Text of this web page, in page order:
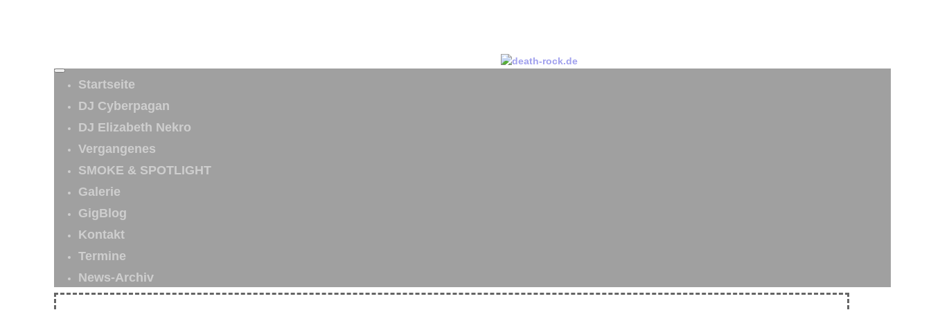
Startseite
DJ Cyberpagan
DJ Elizabeth Nekro
Vergangenes
SMOKE & SPOTLIGHT
Galerie
GigBlog
Kontakt
Termine
News-Archiv